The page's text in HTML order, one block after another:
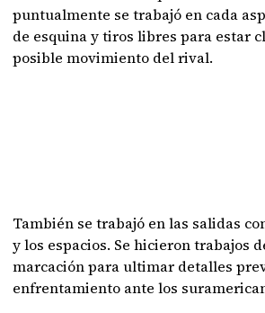
puntualmente se trabajó en cada
de esquina y tiros libres para estar
posible movimiento del rival.
También se trabajó en las salidas
y los espacios. Se hicieron trabajos
marcación para ultimar detalles
enfrentamiento ante los